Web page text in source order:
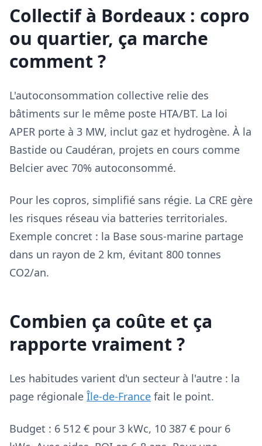
Collectif à Bordeaux : copro
ou quartier, ça marche
comment ?
L'autoconsommation collective relie des
bâtiments sur le même poste HTA/BT. La loi
APER porte à 3 MW, inclut gaz et hydrogène. À la
Bastide ou Caudéran, projets en cours comme
Belcier avec 70% autoconsommé.
Pour les copros, simplifié sans régie. La CRE gère
les risques réseau via batteries territoriales.
Exemple concret : la Base sous-marine partage
dans un rayon de 2 km, évitant 800 tonnes
CO2/an.
Combien ça coûte et ça
rapporte vraiment ?
Les habitudes varient d'un secteur à l'autre : la
page régionale Île-de-France fait le point.
Budget : 6 512 € pour 3 kWc, 10 387 € pour 6